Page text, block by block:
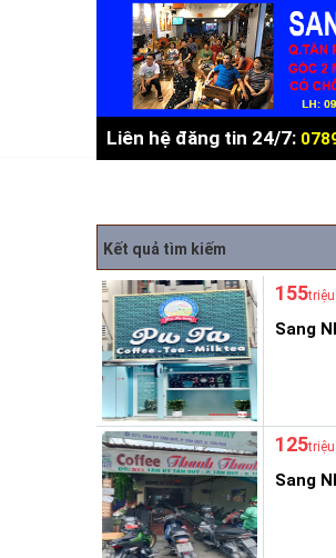
Liên hệ đăng tin 24/7:
Kết quả tìm kiếm
155triệu
Sang
125triệu
Sang